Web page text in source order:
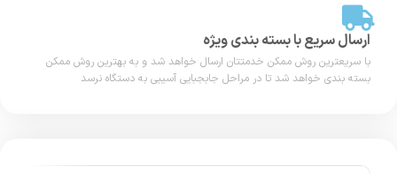
ارسال سریع با بسته بندی ویژه
با سریعترین روش ممکن خدمتتان ارسال خواهد شد و به بهترین روش ممکن
بسته بندی خواهد شد تا در مراحل جابجبایی آسیبی به دستگاه نرسد